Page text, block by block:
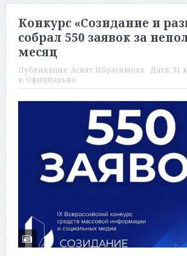
Конкурс «Созидание и
собрал 550 заявок за
месяц
Публикация: Асият Ибрагимова Дата: 31
в: Официально